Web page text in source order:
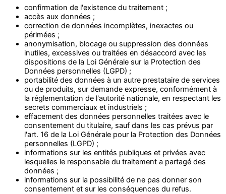
confirmation de l'existence du traitement ;
accès aux données ;
correction de données incomplètes, inexactes ou
périmées ;
anonymisation, blocage ou suppression des données
inutiles, excessives ou traitées en désaccord avec les
dispositions de la Loi Générale sur la Protection des
Données personnelles (LGPD) ;
portabilité des données à un autre prestataire de services
ou de produits, sur demande expresse, conformément à
la réglementation de l'autorité nationale, en respectant les
secrets commerciaux et industriels ;
effacement des données personnelles traitées avec le
consentement du titulaire, sauf dans les cas prévus par
l'art. 16 de la Loi Générale pour la Protection des Données
personnelles (LGPD) ;
informations sur les entités publiques et privées avec
lesquelles le responsable du traitement a partagé des
données ;
informations sur la possibilité de ne pas donner son
consentement et sur les conséquences du refus.